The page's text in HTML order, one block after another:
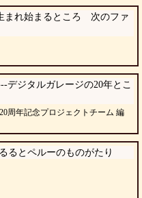
れ始まるところ 次のファ
デジタルガレージの20年とこ
周年記念プロジェクトチーム 編
るとペルーのものがたり